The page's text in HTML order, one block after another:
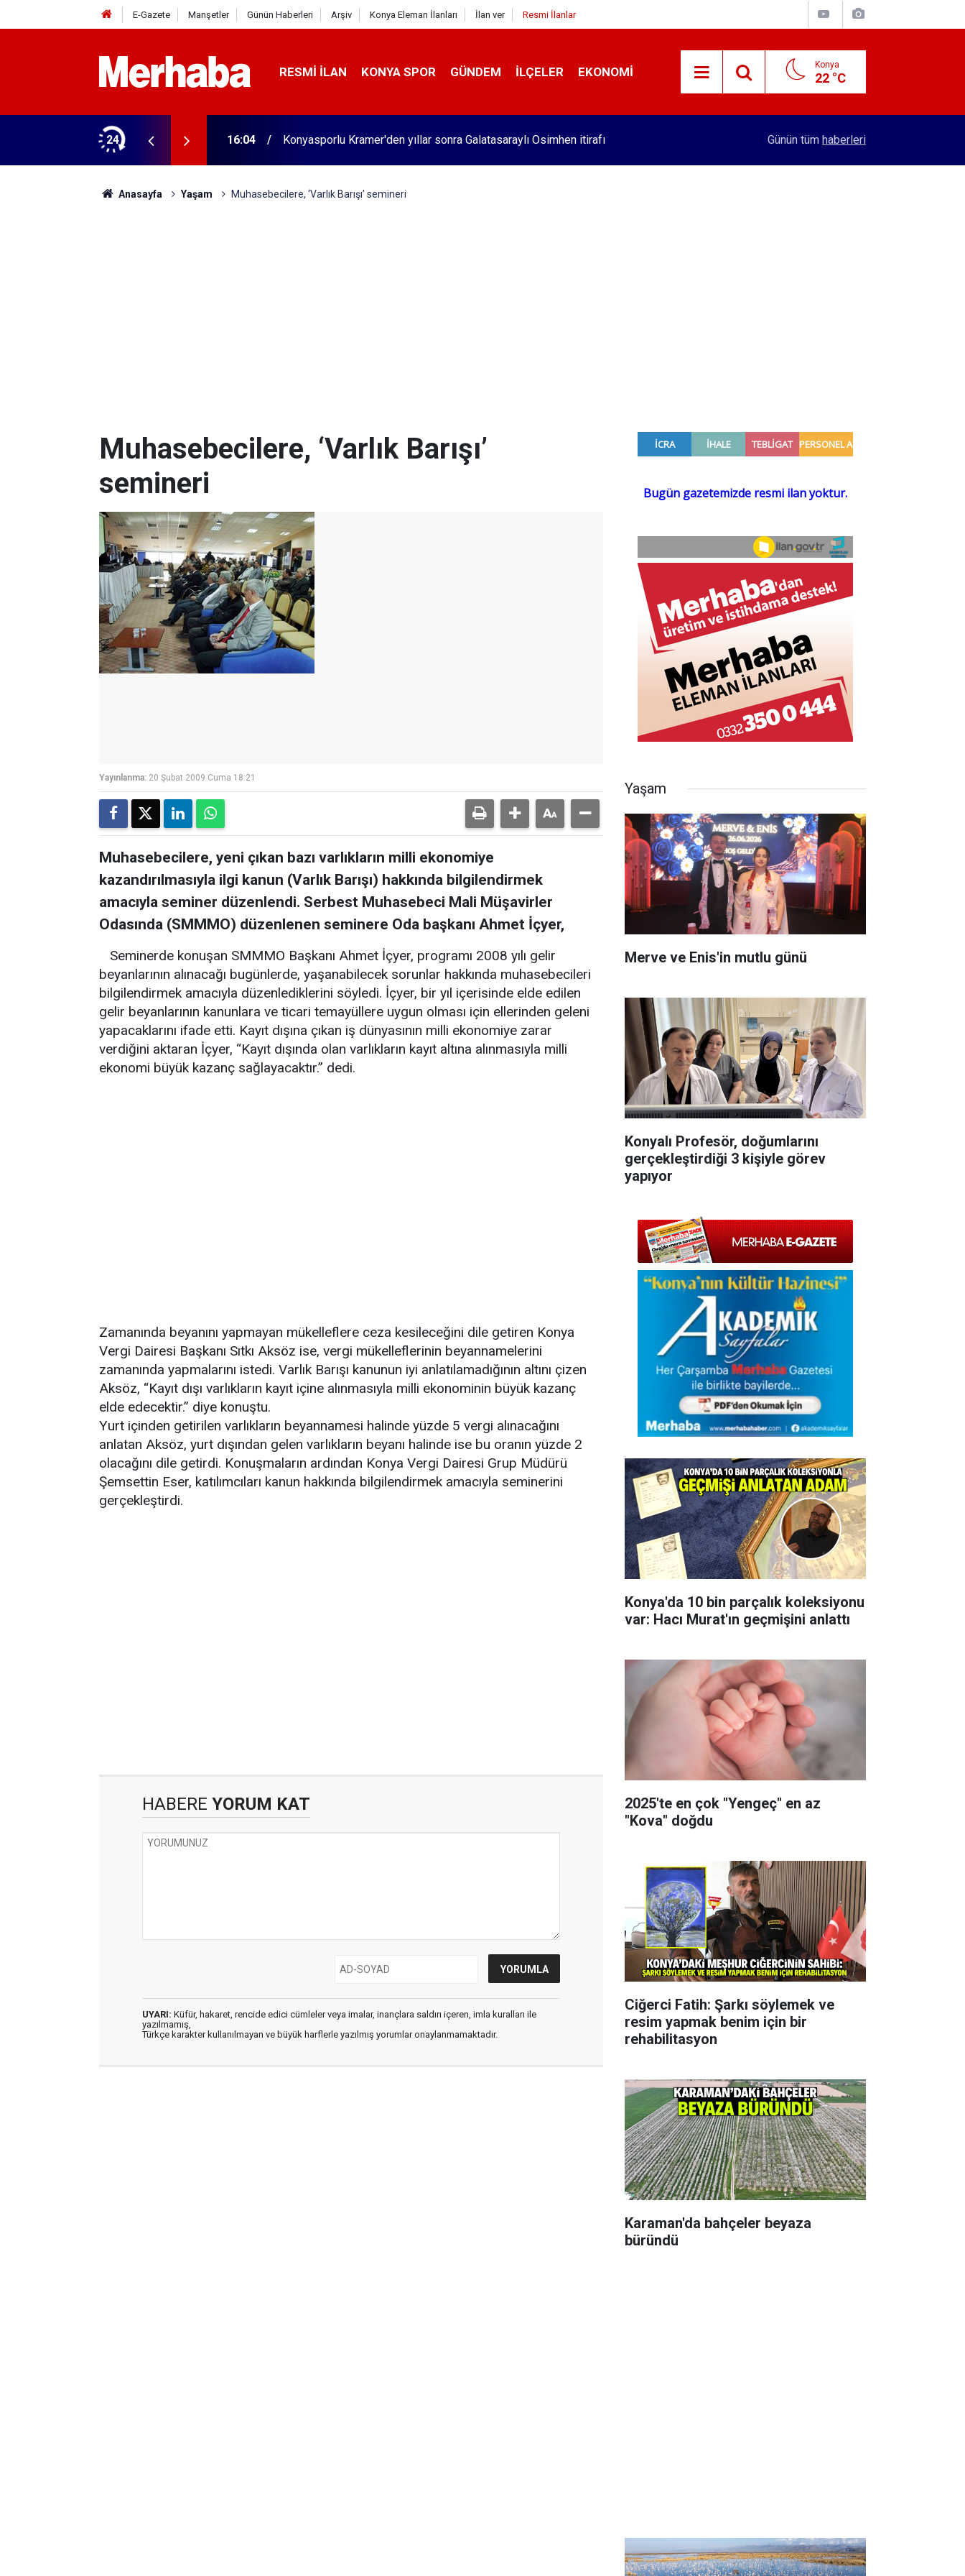
E-Gazete Manşetler Günün Haberleri Arşiv Konya Eleman İlanları İlan ver Resmi İlanlar
RESMI İLAN KONYA SPOR GÜNDEM İLÇELER EKONOMI Konya
22 °C
24
313 beygir motoru var 16:04 Konyasporlu Kramer'den yıllar sonra Galatasaraylı Osimhen itirafı Merkez Bankası rezervleri açıklandı
Günün tüm haberleri
Anasayfa Yaşam Muhasebecilere, ‘Varlık Barışı’ semineri
Muhasebecilere, ‘Varlık Barışı’
semineri
Yayınlanma: 20 Şubat 2009 Cuma 18:21
Muhasebecilere, yeni çıkan bazı varlıkların milli ekonomiye
kazandırılmasıyla ilgi kanun (Varlık Barışı) hakkında bilgilendirmek
amacıyla seminer düzenlendi. Serbest Muhasebeci Mali Müşavirler
Odasında (SMMMO) düzenlenen seminere Oda başkanı Ahmet İçyer,
Seminerde konuşan SMMMO Başkanı Ahmet İçyer, programı 2008 yılı gelir
beyanlarının alınacağı bugünlerde, yaşanabilecek sorunlar hakkında muhasebecileri
bilgilendirmek amacıyla düzenlediklerini söyledi. İçyer, bir yıl içerisinde elde edilen
gelir beyanlarının kanunlara ve ticari temayüllere uygun olması için ellerinden geleni
yapacaklarını ifade etti. Kayıt dışına çıkan iş dünyasının milli ekonomiye zarar
verdiğini aktaran İçyer, “Kayıt dışında olan varlıkların kayıt altına alınmasıyla milli
ekonomi büyük kazanç sağlayacaktır.” dedi.
Zamanında beyanını yapmayan mükelleflere ceza kesileceğini dile getiren Konya
Vergi Dairesi Başkanı Sıtkı Aksöz ise, vergi mükelleflerinin beyannamelerini
zamanında yapmalarını istedi. Varlık Barışı kanunun iyi anlatılamadığının altını çizen
Aksöz, “Kayıt dışı varlıkların kayıt içine alınmasıyla milli ekonominin büyük kazanç
elde edecektir.” diye konuştu.
Yurt içinden getirilen varlıkların beyannamesi halinde yüzde 5 vergi alınacağını
anlatan Aksöz, yurt dışından gelen varlıkların beyanı halinde ise bu oranın yüzde 2
olacağını dile getirdi. Konuşmaların ardından Konya Vergi Dairesi Grup Müdürü
Şemsettin Eser, katılımcıları kanun hakkında bilgilendirmek amacıyla seminerini
gerçekleştirdi.
HABERE YORUM KAT
UYARI: Küfür, hakaret, rencide edici cümleler veya imalar, inançlara saldırı içeren, imla kuralları ile
yazılmamış,
Türkçe karakter kullanılmayan ve büyük harflerle yazılmış yorumlar onaylanmamaktadır.
Yaşam
Merve ve Enis'in mutlu günü
Konyalı Profesör, doğumlarını
gerçekleştirdiği 3 kişiyle görev
yapıyor
Konya'da 10 bin parçalık koleksiyonu
var: Hacı Murat'ın geçmişini anlattı
2025'te en çok "Yengeç" en az
"Kova" doğdu
Ciğerci Fatih: Şarkı söylemek ve
resim yapmak benim için bir
rehabilitasyon
Karaman'da bahçeler beyaza
büründü